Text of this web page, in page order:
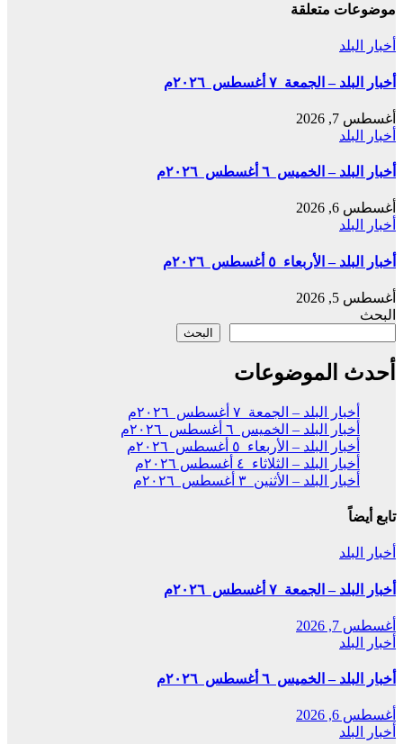
موضوعات متعلقة
أخبار البلد
أخبار البلد – الجمعة ٧ أغسطس ٢٠٢٦م
أغسطس 7, 2026
أخبار البلد
أخبار البلد – الخميس ٦ أغسطس ٢٠٢٦م
أغسطس 6, 2026
أخبار البلد
أخبار البلد – الأربعاء ٥ أغسطس ٢٠٢٦م
أغسطس 5, 2026
البحث
البحث
أحدث الموضوعات
أخبار البلد – الجمعة ٧ أغسطس ٢٠٢٦م
أخبار البلد – الخميس ٦ أغسطس ٢٠٢٦م
أخبار البلد – الأربعاء ٥ أغسطس ٢٠٢٦م
أخبار البلد – الثلاثاء ٤ أغسطس ٢٠٢٦م
أخبار البلد – الأثنين ٣ أغسطس ٢٠٢٦م
تابع أيضاً
أخبار البلد
أخبار البلد – الجمعة ٧ أغسطس ٢٠٢٦م
أغسطس 7, 2026
أخبار البلد
أخبار البلد – الخميس ٦ أغسطس ٢٠٢٦م
أغسطس 6, 2026
أخبار البلد